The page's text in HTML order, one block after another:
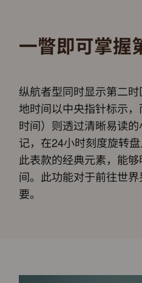
一瞥即可掌握
纵航者型同时显示第二
地时间以中央指针标示
时间）则透过清晰易读
记，在24小时刻度旋转
此表款的经典元素，能
间。此功能对于前往世
要。